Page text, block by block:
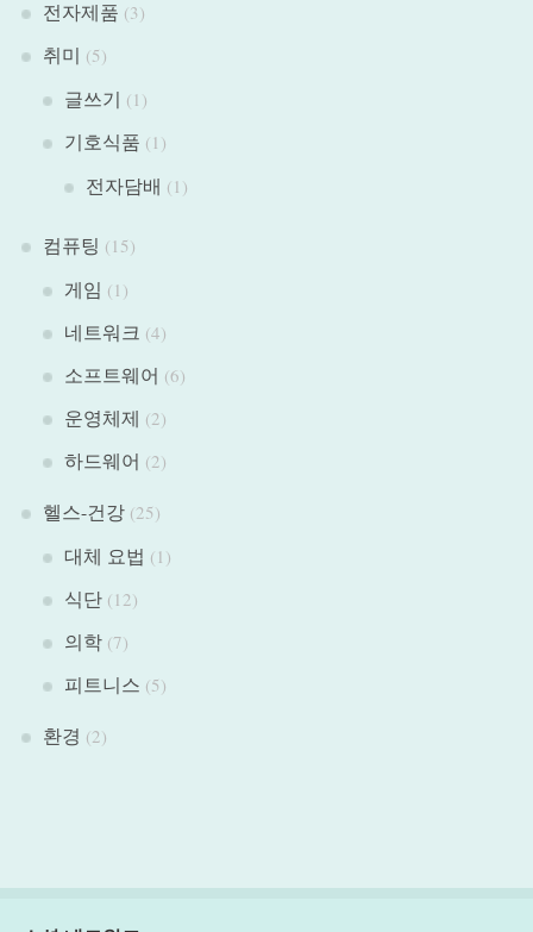
전자제품 (3)
취미 (5)
글쓰기 (1)
기호식품 (1)
전자담배 (1)
컴퓨팅 (15)
게임 (1)
네트워크 (4)
소프트웨어 (6)
운영체제 (2)
하드웨어 (2)
헬스-건강(25)
대체 요법 (1)
식단(12)
의학(7)
피트니스 (5)
환경 (2)